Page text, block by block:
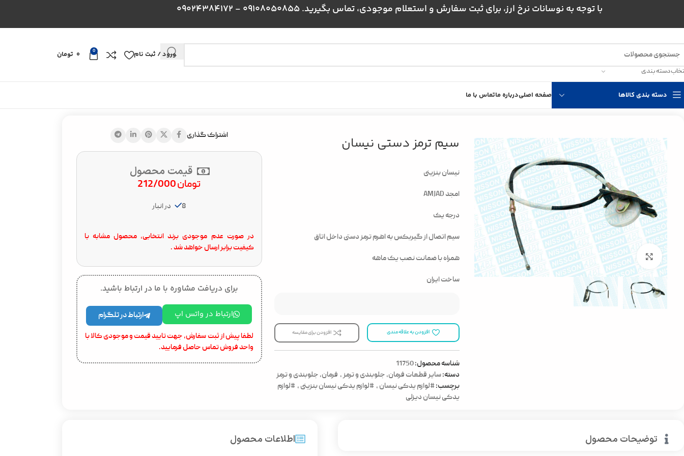
با توجه به نوسانات نرخ ارز، برای ثبت سفارش و استعلام موجودی، تماس بگیرید. 09108050855 - 09024384172
دسته بندی
ورود / ثبت نام 0 تومان
دسته بندی کالاها صفحه اصلیدرباره ماتماس با ما
بزرگنمایی تصویر
سیم ترمز دستی نیسان
نیسان بنزینی
امجد AMJAD
درجه یک
سیم اتصال از گیربکس به اهرم ترمز دستی داخل اتاق
همراه با ضمانت نصب یک ماهه
ساخت ایران
افزودن به علاقه مندی افزودن برای مقایسه
شناسه محصول:11750
دسته:سایر قطعات فرمان، جلوبندی و ترمز , فرمان، جلوبندی و ترمز
برچسب:#لوازم یدکی نیسان , #لوازم یدکی نیسان بنزینی , #لوازم
یدکی نیسان دیزلی
اشتراک گذاری
قیمت محصول
تومان
8 در انبار
در صورت عدم موجودی برند انتخابی، محصول مشابه با
کیفیت برابر ارسال خواهد شد .
برای دریافت مشاوره با ما در ارتباط باشید.
ارتباط در واتس اپ ارتباط در تلگرام
لطفا پیش از ثبت سفارش، جهت تایید قیمت و موجودی کالا با
واحد فروش تماس حاصل فرمایید.
توضیحات محصول اطلاعات محصول